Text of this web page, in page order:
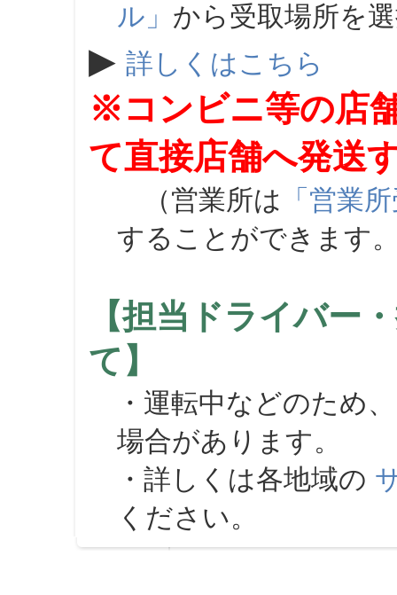
ル」 から受取場所を
▶ 詳しくはこちら
※コンビニ等の店
て直接店舗へ発送
（営業所は 「営業
することができます
【担当ドライバー
て】
・運転中などのため
場合があります。
・詳しくは各地域の
ください。